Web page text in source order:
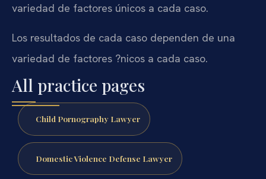
variedad de factores únicos a cada caso.
Los resultados de cada caso dependen de una
variedad de factores ?nicos a cada caso.
All practice pages
Child Pornography Lawyer
Domestic Violence Defense Lawyer